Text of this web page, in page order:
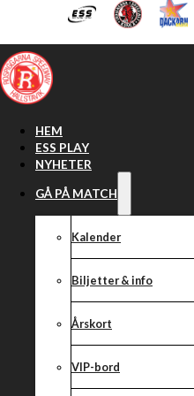
Hoppa till huvudinnehåll
HEM
ESS PLAY
NYHETER
GÅ PÅ MATCH
Kalender
Biljetter & info
Årskort
VIP-bord